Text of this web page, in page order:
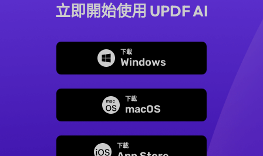
立即開始使用 UPDF AI
下載
Windows
下載
macOS
下載